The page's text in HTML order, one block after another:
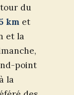
du
km et
et la
point
la